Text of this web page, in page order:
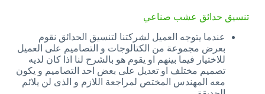
تنسيق حدائق عشب صناعي
عندما يتوجه العميل لشركتنا لتنسيق الحدائق نقوم
بعرض مجموعة من الكتالوجات و التصاميم على العميل
للاختيار فيما بينهم او يقوم هو بالشرح لنا اذا كان لديه
تصميم مختلف او تعديل على بعض احد التصاميم و يكون
معه المهندس المختص لمراجعة اللازم و الذى لن يلائم